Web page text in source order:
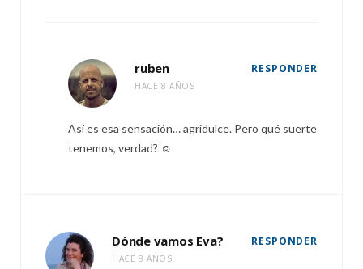
ruben
HACE 8 AÑOS
RESPONDER
Así es esa sensación… agridulce. Pero qué suerte
tenemos, verdad? ☺️
Dónde vamos Eva?
HACE 8 AÑOS
RESPONDER